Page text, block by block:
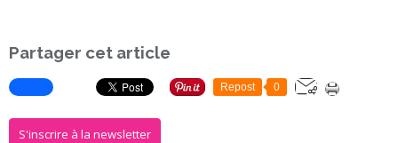
Partager cet article
Repost 0
S'inscrire à la newsletter